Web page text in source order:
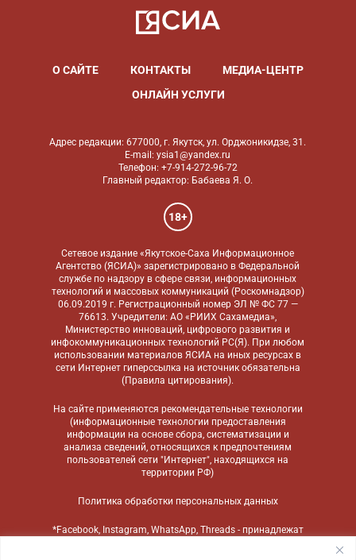
О САЙТЕ КОНТАКТЫ
МЕДИА-ЦЕНТР
ОНЛАЙН УСЛУГИ
Адрес редакции: 677000, г. Якутск, ул. Орджоникидзе, 31.
E-mail: ysia1@yandex.ru
Телефон: +7-914-272-96-72
Главный редактор: Бабаева Я. О.
18+
Сетевое издание «Якутское-Саха Информационное
Агентство (ЯСИА)» зарегистрировано в Федеральной
службе по надзору в сфере связи, информационных
технологий и массовых коммуникаций (Роскомнадзор)
06.09.2019 г. Регистрационный номер ЭЛ № ФС 77 —
76613. Учредители: АО «РИИХ Сахамедиа»,
Министерство инноваций, цифрового развития и
инфокоммуникационных технологий РС(Я). При любом
использовании материалов ЯСИА на иных ресурсах в
сети Интернет гиперссылка на источник обязательна
(Правила цитирования).
На сайте применяются рекомендательные технологии
(информационные технологии предоставления
информации на основе сбора, систематизации и
анализа сведений, относящихся к предпочтениям
пользователей сети "Интернет", находящихся на
территории РФ)
Политика обработки персональных данных
*Facebook, Instagram, WhatsApp, Threads - принадлежат